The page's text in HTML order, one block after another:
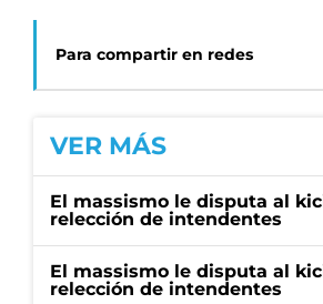
Para compartir en redes
VER MÁS
El massismo le disputa al
relección de intendentes
El massismo le disputa al
relección de intendentes